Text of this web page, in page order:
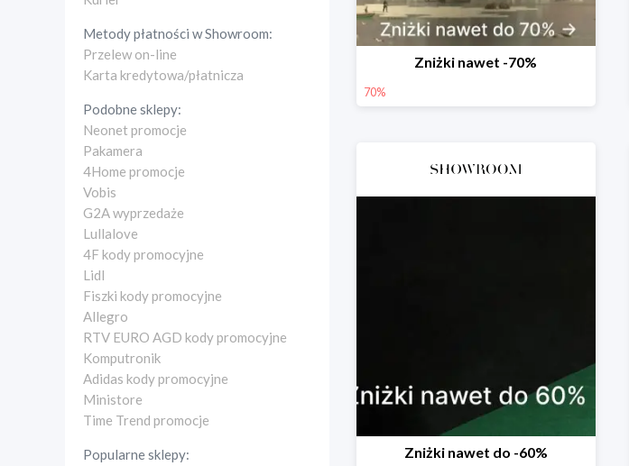
Metody płatności wShowroom:
Przelew on-line
Karta kredytowa/płatnicza
Podobne sklepy:
Neonet promocje
Pakamera
4Home promocje
Vobis
G2A wyprzedaże
Lullalove
4F kody promocyjne
Lidl
Fiszki kody promocyjne
Allegro
RTV EURO AGD kody promocyjne
Komputronik
Adidas kody promocyjne
Ministore
Time Trend promocje
Popularne sklepy:
Zniżki nawet -70%
70%
Zniżki nawet do -60%